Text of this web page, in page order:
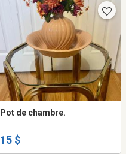
Pot de chambre.
15 $